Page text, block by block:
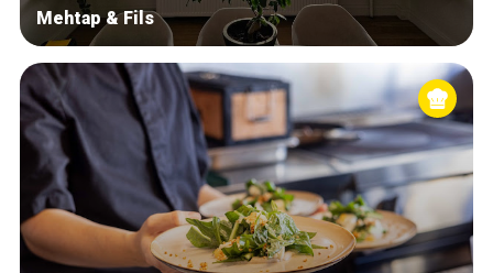
Mehtap & Fils